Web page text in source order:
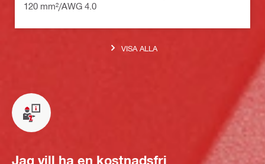
120 mm²/AWG 4.0
VISA ALLA
Jag vill ha en kostnadsfri